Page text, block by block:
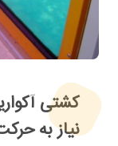
کشتی
نیاز به